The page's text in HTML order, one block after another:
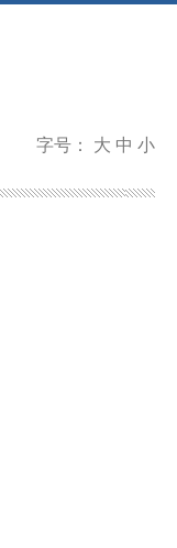
字号： 大 中 小